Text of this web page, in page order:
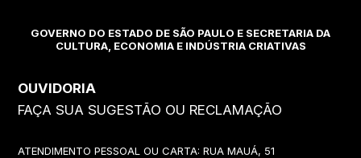
GOVERNO DO ESTADO DE SÃO PAULO E SECRETARIA DA
CULTURA, ECONOMIA E INDÚSTRIA CRIATIVAS
OUVIDORIA
FAÇA SUA SUGESTÃO OU RECLAMAÇÃO
ATENDIMENTO PESSOAL OU CARTA: RUA MAUÁ, 51